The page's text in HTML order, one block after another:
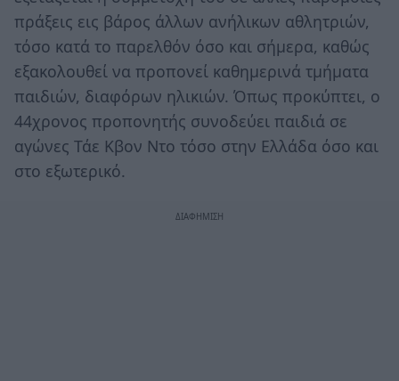
πράξεις εις βάρος άλλων ανήλικων αθλητριών,
τόσο κατά το παρελθόν όσο και σήμερα, καθώς
εξακολουθεί να προπονεί καθημερινά τμήματα
παιδιών, διαφόρων ηλικιών. Όπως προκύπτει, ο
44χρονος προπονητής συνοδεύει παιδιά σε
αγώνες Τάε Κβον Ντο τόσο στην Ελλάδα όσο και
στο εξωτερικό.